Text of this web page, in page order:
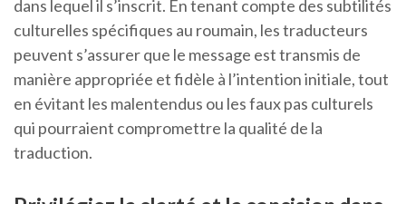
dans lequel il s’inscrit. En tenant compte des subtilités
culturelles spécifiques au roumain, les traducteurs
peuvent s’assurer que le message est transmis de
manière appropriée et fidèle à l’intention initiale, tout
en évitant les malentendus ou les faux pas culturels
qui pourraient compromettre la qualité de la
traduction.